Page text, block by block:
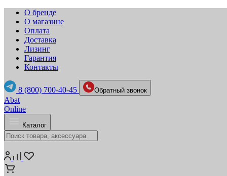
О бренде
О магазине
Оплата
Доставка
Лизинг
Гарантия
Контакты
8 (800) 700-40-45 Обратный звонок
Abat
Online
Каталог